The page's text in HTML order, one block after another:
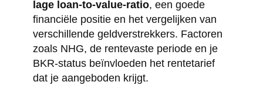
lage loan-to-value-ratio, een goede
financiële positie en het vergelijken van
verschillende geldverstrekkers. Factoren
zoals NHG, de rentevaste periode en je
BKR-status beïnvloeden het rentetarief
dat je aangeboden krijgt.